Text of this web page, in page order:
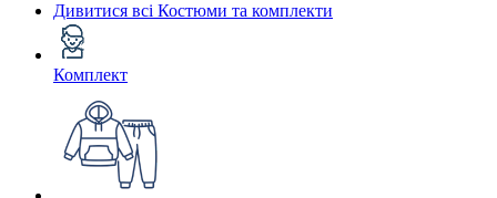
Дивитися всі Костюми та комплекти
Комплект